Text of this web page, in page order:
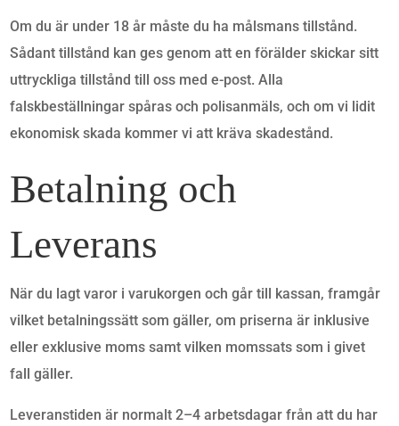
Om du är under 18 år måste du ha målsmans tillstånd.
Sådant tillstånd kan ges genom att en förälder skickar sitt
uttryckliga tillstånd till oss med e-post. Alla
falskbeställningar spåras och polisanmäls, och om vi lidit
ekonomisk skada kommer vi att kräva skadestånd.
Betalning och
Leverans
När du lagt varor i varukorgen och går till kassan, framgår
vilket betalningssätt som gäller, om priserna är inklusive
eller exklusive moms samt vilken momssats som i givet
fall gäller.
Leveranstiden är normalt 2–4 arbetsdagar från att du har